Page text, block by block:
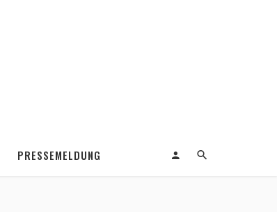
PRESSEMELDUNG